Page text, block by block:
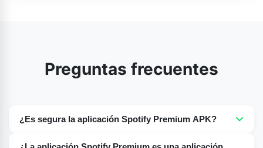
Preguntas frecuentes
¿Es segura la aplicación Spotify Premium APK?